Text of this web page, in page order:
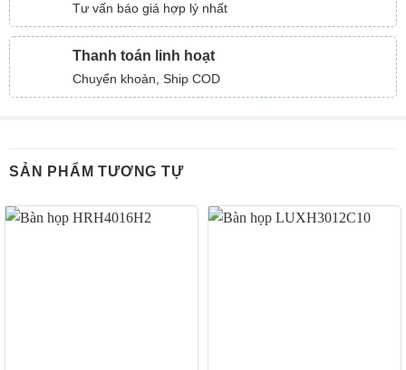
Tư vấn báo giá hợp lý nhất
Thanh toán linh hoạt
Chuyển khoản, Ship COD
SẢN PHẨM TƯƠNG TỰ